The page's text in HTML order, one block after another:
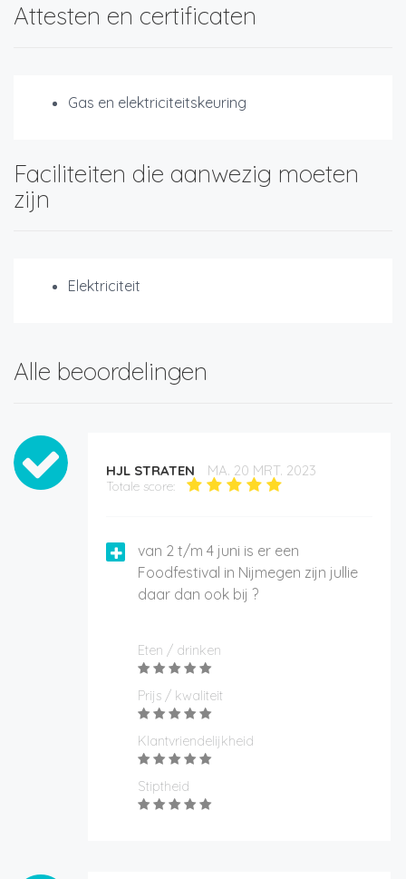
Attesten en certificaten
Gas en elektriciteitskeuring
Faciliteiten die aanwezig moeten
zijn
Elektriciteit
Alle beoordelingen
HJL STRATEN MA. 20 MRT. 2023
Totale score:
van 2 t/m 4 juni is er een
Foodfestival in Nijmegen zijn jullie
daar dan ook bij ?
Eten / drinken
Prijs / kwaliteit
Klantvriendelijkheid
Stiptheid